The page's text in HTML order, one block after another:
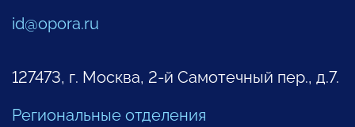
id@opora.ru
127473, г. Москва, 2-й Самотечный пер., д.7.
Региональные отделения